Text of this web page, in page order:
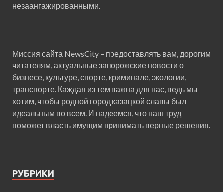
незаангажированными.
Миссия сайта NewsCity – предоставлять вам, дорогим
читателям, актуальные запорожские новости о
бизнесе, культуре, спорте, криминале, экологии,
транспорте. Каждая из тем важна для нас, ведь мы
хотим, чтобы родной город казацкой славы был
идеальным во всем. И надеемся, что наш труд
поможет власть имущим принимать верные решения.
РУБРИКИ